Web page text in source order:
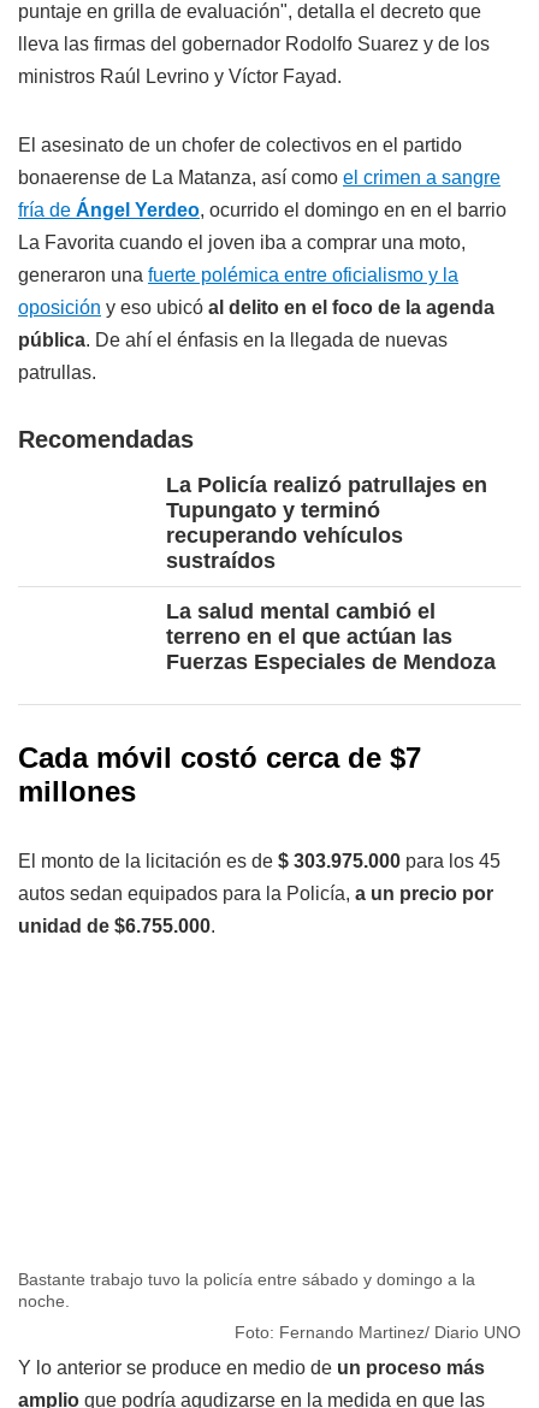
puntaje en grilla de evaluación", detalla el decreto que
lleva las firmas del gobernador Rodolfo Suarez y de los
ministros Raúl Levrino y Víctor Fayad.
El asesinato de un chofer de colectivos en el partido
bonaerense de La Matanza, así como el crimen a sangre
fría de Ángel Yerdeo, ocurrido el domingo en en el barrio
La Favorita cuando el joven iba a comprar una moto,
generaron una fuerte polémica entre oficialismo y la
oposición y eso ubicó al delito en el foco de la agenda
pública. De ahí el énfasis en la llegada de nuevas
patrullas.
Recomendadas
La Policía realizó patrullajes en
Tupungato y terminó
recuperando vehículos
sustraídos
La salud mental cambió el
terreno en el que actúan las
Fuerzas Especiales de Mendoza
Cada móvil costó cerca de $7
millones
El monto de la licitación es de $ 303.975.000 para los 45
autos sedan equipados para la Policía, a un precio por
unidad de $6.755.000.
Bastante trabajo tuvo la policía entre sábado y domingo a la
noche.
Foto: Fernando Martinez/ Diario UNO
Y lo anterior se produce en medio de un proceso más
amplio que podría agudizarse en la medida en que las